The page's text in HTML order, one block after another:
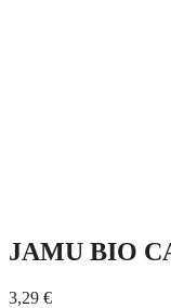
JAMU BIO
3,29 €